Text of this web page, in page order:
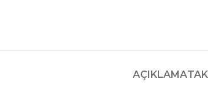
AÇIKLAMA